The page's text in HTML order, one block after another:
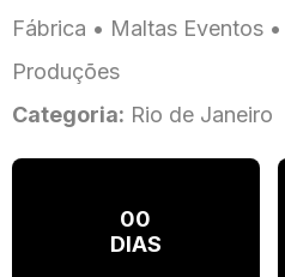
Fábrica • Maltas Eventos
Produções
Categoria: Rio de Janeiro
00
DIAS